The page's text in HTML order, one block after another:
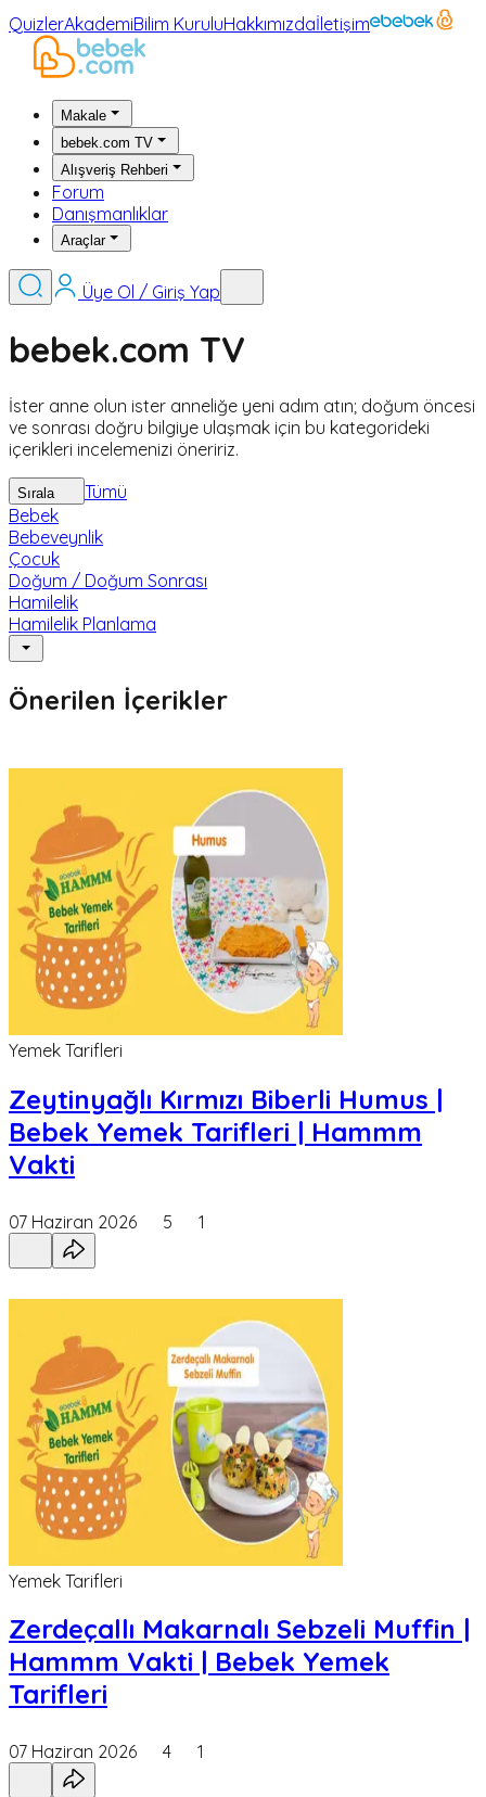
QuizlerAkademiBilim KuruluHakkımızdaİletişim
Makale
bebek.com TV
Alışveriş Rehberi
Forum
Danışmanlıklar
Araçlar
Üye Ol / Giriş Yap
bebek.com TV
İster anne olun ister anneliğe yeni adım atın; doğum öncesi
ve sonrası doğru bilgiye ulaşmak için bu kategorideki
içerikleri incelemenizi öneririz.
Sırala
Tümü
Bebek
Bebeveynlik
Çocuk
Doğum / Doğum Sonrası
Hamilelik
Hamilelik Planlama
Önerilen İçerikler
Yemek Tarifleri
Zeytinyağlı Kırmızı Biberli Humus |
Bebek Yemek Tarifleri | Hammm
Vakti
07 Haziran 2026 5 1
Yemek Tarifleri
Zerdeçallı Makarnalı Sebzeli Muffin |
Hammm Vakti | Bebek Yemek
Tarifleri
07 Haziran 2026 4 1